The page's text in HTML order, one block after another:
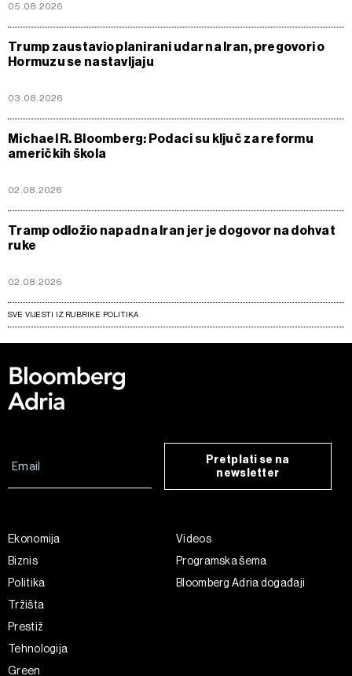
05.08.2026
Trump zaustavio planirani udar na Iran, pregovori o
Hormuzu se nastavljaju
03.08.2026
Michael R. Bloomberg: Podaci su ključ za reformu
američkih škola
02.08.2026
Tramp odložio napad na Iran jer je dogovor na dohvat
ruke
02.08.2026
SVE VIJESTI IZ RUBRIKE POLITIKA
Pretplati se na
newsletter
Ekonomija
Biznis
Politika
Tržišta
Prestiž
Tehnologija
Green
Videos
Programska šema
Bloomberg Adria događaji